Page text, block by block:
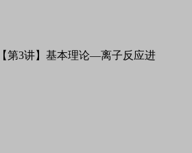
第3讲】基本理论—离子反应进